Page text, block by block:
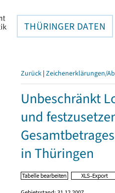
THÜRINGER DATEN
Zurück | Zeichenerklärungen/
Unbeschränkt
und
in Thüringen